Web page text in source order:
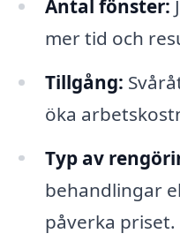
Antal fönster:
mer tid och
Tillgång:
öka
Typ av
behandlingar
påverka priset.